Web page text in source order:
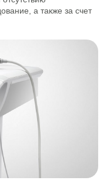
а также за счет